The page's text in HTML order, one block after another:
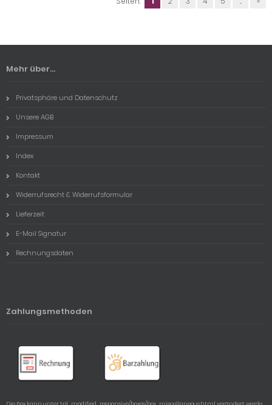
Mehr über...
Privatsphäre und Datenschutz
Unsere AGB
Impressum
Index
Kontakt
Widerrufsrecht & Widerrufsformular
Lieferzeit
E-Mail Signatur
Rechnungsdaten
Zahlungsmethoden